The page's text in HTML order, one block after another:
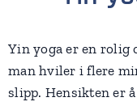
Yin yoga er en rolig
man hviler i flere
slipp. Hensikten er